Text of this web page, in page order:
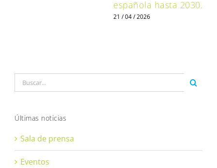
española hasta 2030.
21 / 04 / 2026
Buscar:
Últimas noticias
Sala de prensa
Eventos